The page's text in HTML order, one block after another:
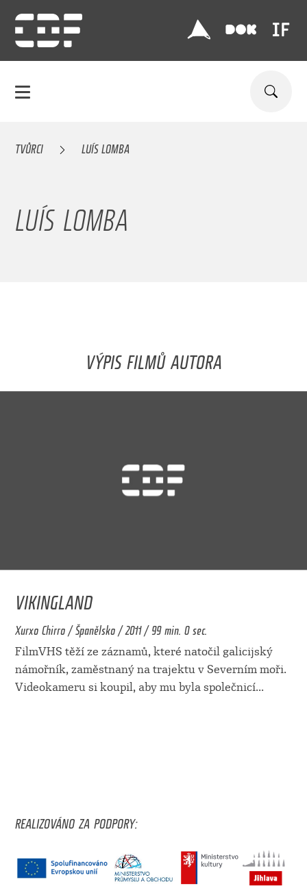
TVŮRCI LUÍS LOMBA
LUÍS LOMBA
VÝPIS FILMŮ AUTORA
VIKINGLAND
Xurxo Chirro / Španělsko / 2011 / 99 min. 0 sec.
FilmVHS těží ze záznamů, které natočil galicijský
námořník, zaměstnaný na trajektu v Severním moři.
Videokameru si koupil, aby mu byla společnicí...
REALIZOVÁNO ZA PODPORY: